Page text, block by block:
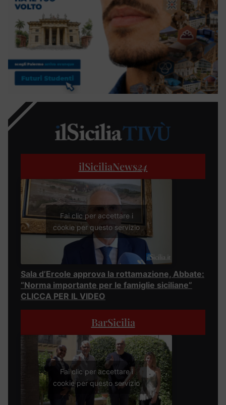
ilSiciliaNews24
Fai clic per accettare i
cookie per questo servizio
Sala d’Ercole approva la rottamazione, Abbate:
“Norma importante per le famiglie siciliane”
CLICCA PER IL VIDEO
BarSicilia
Fai clic per accettare i
cookie per questo servizio